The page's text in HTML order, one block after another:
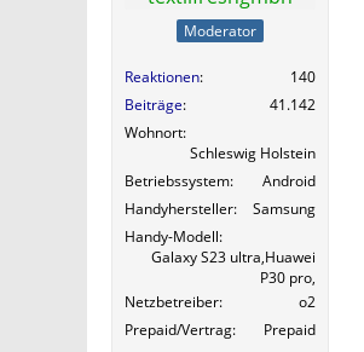
Moderator
Reaktionen
140
Beiträge
41.142
Wohnort
Schleswig Holstein
Betriebssystem
Android
Handyhersteller
Samsung
Handy-Modell
Galaxy S23 ultra,Huawei
P30 pro,
Netzbetreiber
o2
Prepaid/Vertrag
Prepaid